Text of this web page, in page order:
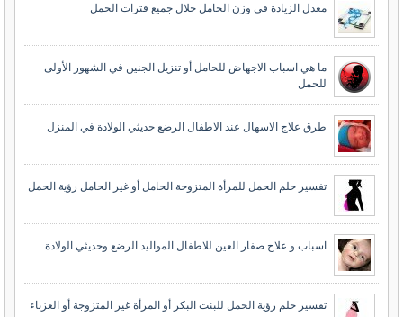
معدل الزيادة في وزن الحامل خلال جميع فترات الحمل
ما هي اسباب الاجهاض للحامل أو تنزيل الجنين في الشهور الأولى
للحمل
طرق علاج الاسهال عند الاطفال الرضع حديثي الولادة في المنزل
تفسير حلم الحمل للمرأة المتزوجة الحامل أو غير الحامل رؤية الحمل
اسباب و علاج صفار العين للاطفال المواليد الرضع وحديثي الولادة
تفسير حلم رؤية الحمل للبنت البكر أو المرأة غير المتزوجة أو العزباء